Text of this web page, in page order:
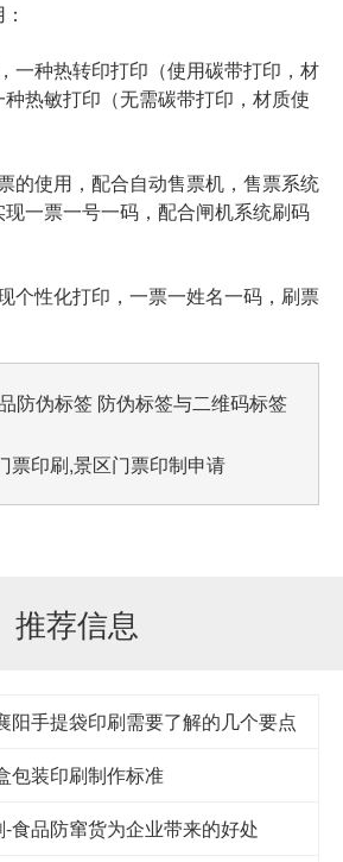
种热转印打印（使用碳带打印，材
热敏打印（无需碳带打印，材质使
的使用，配合自动售票机，售票系统
一票一号一码，配合闸机系统刷码
个性化打印，一票一姓名一码，刷票
防伪标签 防伪标签与二维码标签
票印刷,景区门票印制申请
推荐信息
阳手提袋印刷需要了解的几个要点
包装印刷制作标准
食品防窜货为企业带来的好处